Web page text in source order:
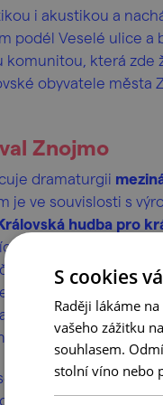
i akustikou a
podél Veselé ulice
komunitou, která
obyvatele města
Znojmo
dramaturgii
je ve souvislosti s
hudba pro
než 30 koncertů,
skvělé
kterém nechybí
gastro akce. Každý
vinařské
Hudební festival
rekonstrukcí.
S cookies
Raději lákáme
vašeho zážitku
souhlasem.
stolní víno nebo